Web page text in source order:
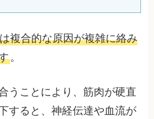
複合的な原因が複雑に絡み
。
うことにより、筋肉が硬直
すると、神経伝達や血流が